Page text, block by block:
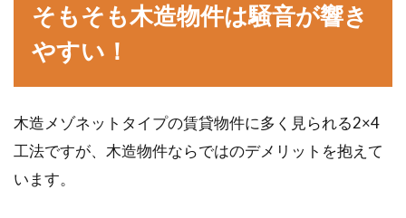
庭に隣接して駐車場がある！地面が
とをイメージされる方も多いかと思いますが、
駐車場もD...
そもそも木造物件は騒音が響き
やすい！
木造メゾネットタイプの賃貸物件に多く見られる2×4
工法ですが、木造物件ならではのデメリットを抱えて
います。